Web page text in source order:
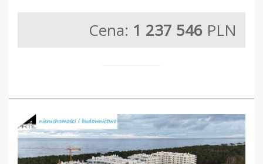
Cena: 1 237 546 PLN